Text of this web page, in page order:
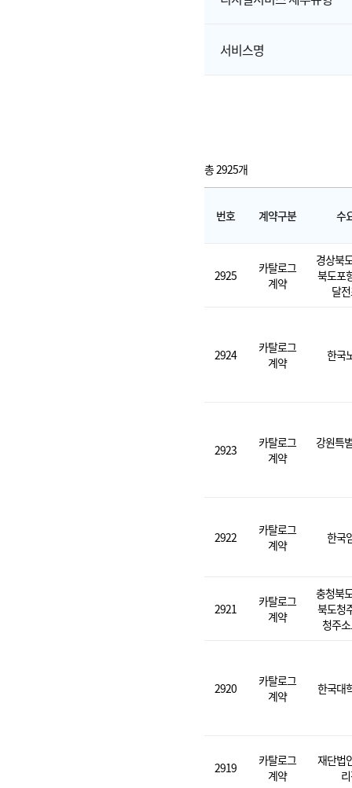
서비스명
총 2925개
번호 계약구분 수
2925
카탈로그
계약
경상북
북도포
달
2924
카탈로그
계약
한국
2923
카탈로그
계약
강원특
2922
카탈로그
계약
한국
2921
카탈로그
계약
충청북
북도청
청주
2920
카탈로그
계약
한국대
2919
카탈로그
계약
재단법